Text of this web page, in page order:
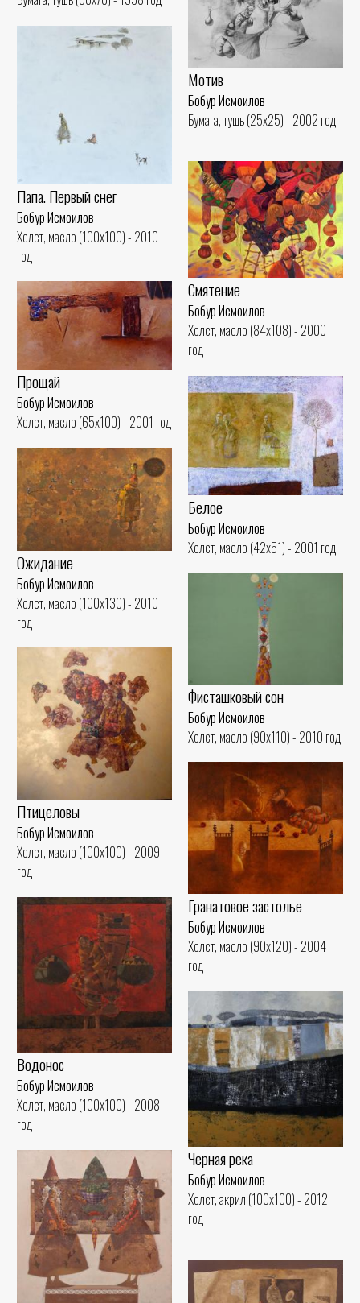
Мотив
Бобур Исмоилов
Бумага, тушь (25x25) - 2002 год
Папа. Первый снег
Бобур Исмоилов
Холст, масло (100x100) - 2010
год
Смятение
Бобур Исмоилов
Холст, масло (84x108) - 2000
год
Прощай
Бобур Исмоилов
Холст, масло (65x100) - 2001 год
Белое
Бобур Исмоилов
Холст, масло (42x51) - 2001 год
Ожидание
Бобур Исмоилов
Холст, масло (100x130) - 2010
год
Фисташковый сон
Бобур Исмоилов
Холст, масло (90x110) - 2010 год
Птицеловы
Бобур Исмоилов
Холст, масло (100x100) - 2009
год
Гранатовое застолье
Бобур Исмоилов
Холст, масло (90x120) - 2004
год
Водонос
Бобур Исмоилов
Холст, масло (100x100) - 2008
год
Черная река
Бобур Исмоилов
Холст, акрил (100x100) - 2012
год